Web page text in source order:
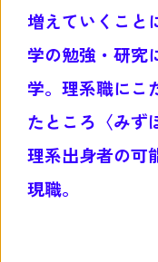
増えていくこと
学の勉強・研究
学。理系職にこ
たところ〈みず
理系出身者の可
現職。